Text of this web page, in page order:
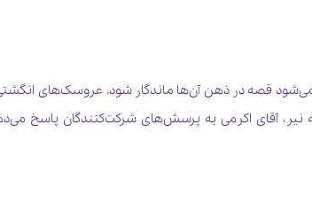
قصه در ذهن آن‌ها ماندگار شود. عروسک‌های
آقای اکرمی به پرسش‌های شرکت‌کنندگان پاسخ